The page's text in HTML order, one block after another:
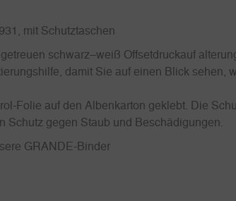
mit Schutztaschen
schwarz–weiß Offsetdruckauf
damit Sie auf einen Blick sehen,
Folie auf den Albenkarton geklebt. Die
gegen Staub und Beschädigungen.
GRANDE-Binder